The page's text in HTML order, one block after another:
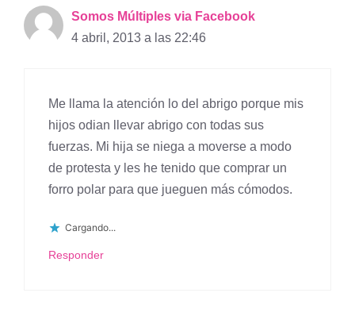
Somos Múltiples via Facebook
4 abril, 2013 a las 22:46
Me llama la atención lo del abrigo porque mis
hijos odian llevar abrigo con todas sus
fuerzas. Mi hija se niega a moverse a modo
de protesta y les he tenido que comprar un
forro polar para que jueguen más cómodos.
Cargando...
Responder